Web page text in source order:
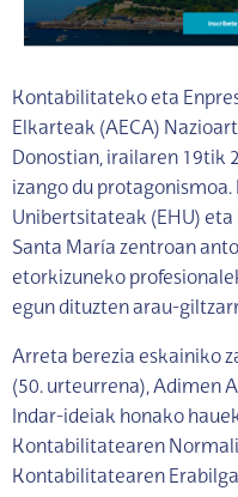
Kontabilitateko eta
Elkarteak (AECA)
Donostian, irailaren 19tik
izango du
Unibertsitateak (EHU)
Santa María zentroan
etorkizuneko
egun dituzten arau-
Arreta berezia eskainiko
(50. urteurrena), Adimen
Indar-ideiak honako
Kontabilitatearen
Kontabilitatearen